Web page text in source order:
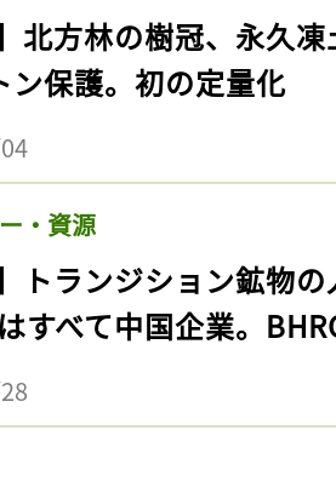
】北方林の樹冠、永久
ン保護。初の定量化
・資源
】トランジション鉱物
すべて中国企業。